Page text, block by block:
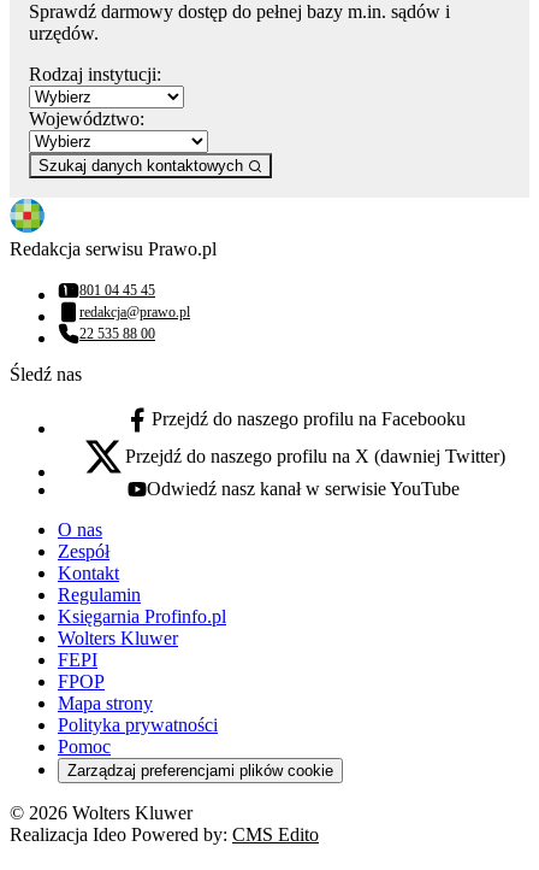
Sprawdź darmowy dostęp do pełnej bazy m.in. sądów i
urzędów.
Rodzaj instytucji:
Województwo:
Szukaj danych kontaktowych
Redakcja serwisu Prawo.pl
Numer telefonu:
801 04 45 45
Adres email:
redakcja@prawo.pl
Numer telefonu:
22 535 88 00
Śledź nas
facebook - otwiera się w nowej karcie
Przejdź do naszego profilu na Facebooku
x - otwiera się w nowej karcie
Przejdź do naszego profilu na X (dawniej Twitter)
youtube - otwiera się w nowej karcie
Odwiedź nasz kanał w serwisie YouTube
O nas
Zespół
Kontakt
Regulamin
Księgarnia Profinfo.pl
Wolters Kluwer
FEPI
FPOP
Mapa strony
Polityka prywatności
Pomoc
Zarządzaj preferencjami plików cookie
© 2026 Wolters Kluwer
Realizacja Ideo Powered by: CMS Edito